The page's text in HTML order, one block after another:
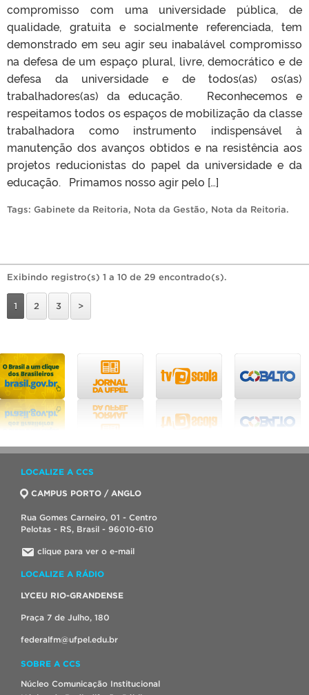
compromisso com uma universidade pública, de
qualidade, gratuita e socialmente referenciada, tem
demonstrado em seu agir seu inabalável compromisso
na defesa de um espaço plural, livre, democrático e de
defesa da universidade e de todos(as) os(as)
trabalhadores(as) da educação. Reconhecemos e
respeitamos todos os espaços de mobilização da classe
trabalhadora como instrumento indispensável à
manutenção dos avanços obtidos e na resistência aos
projetos reducionistas do papel da universidade e da
educação. Primamos nosso agir pelo […]
Tags: Gabinete da Reitoria, Nota da Gestão, Nota da Reitoria.
Exibindo registro(s) 1 a 10 de 29 encontrado(s).
1 2 3 >
LOCALIZE A CCS
CAMPUS PORTO / ANGLO
Rua Gomes Carneiro, 01 - Centro
Pelotas - RS, Brasil - 96010-610
clique para ver o e-mail
LOCALIZE A RÁDIO
LYCEU RIO-GRANDENSE
Praça 7 de Julho, 180
federalfm@ufpel.edu.br
SOBRE A CCS
Núcleo Comunicação Institucional